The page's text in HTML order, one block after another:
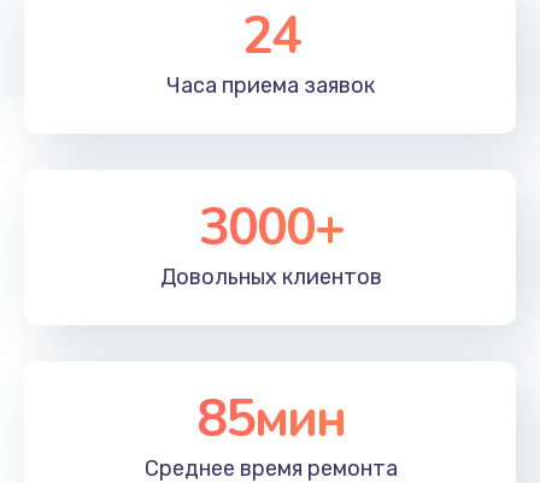
24
Часа приема заявок
3000+
Довольных клиентов
85мин
Среднее время ремонта